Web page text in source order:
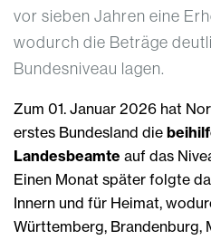
vor sieben Jahren eine
wodurch die Beträge
Bundesniveau lagen.
Zum 01. Januar 2026 hat
erstes Bundesland die
Landesbeamte auf das
Einen Monat später folgte
Innern und für Heimat,
Württemberg, Brandenburg,